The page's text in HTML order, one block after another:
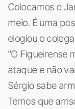
Colocamos o
meio. É uma
elogiou o
"O Figueirense
ataque e não
Sérgio sabe
Temos que